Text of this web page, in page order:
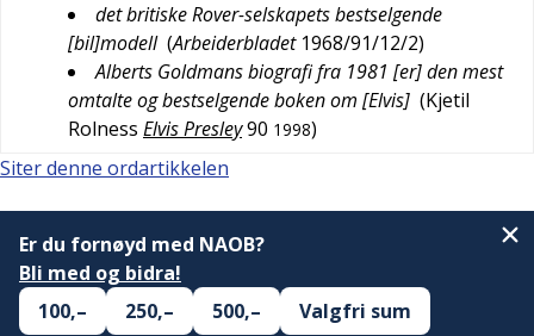
det britiske Rover-selskapets bestselgende
[bil]modell (Arbeiderbladet 1968/91/12/2)
Alberts Goldmans biografi fra 1981 [er] den mest
omtalte og bestselgende boken om [Elvis] (Kjetil
Rolness Elvis Presley90 1998)
Siter denne ordartikkelen
Er du fornøyd med NAOB?
Bli med og bidra!
100,–
250,– 500,– Valgfri sum